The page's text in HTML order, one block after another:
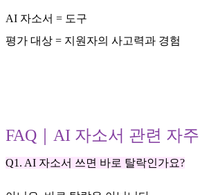
AI 자소서 = 도구
평가 대상 = 지원자의 사고력과 경험
FAQ｜AI 자소서 관련 자
Q1. AI 자소서 쓰면 바로 탈락인가요?